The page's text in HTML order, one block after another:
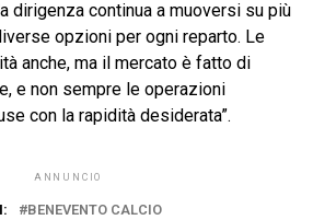
dirigenza continua a muoversi su più
opzioni per ogni reparto. Le
anche, ma il mercato è fatto di
e non sempre le operazioni
con la rapidità desiderata”.
ANNUNCIO
BENEVENTO CALCIO